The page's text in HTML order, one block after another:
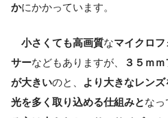
かにかかっています。
小さくても高画質なマイクロ
サーなどもありますが、 ３５ｍ
が大きいのと、 より大きなレンズ
光を多く取り込める仕組みとなっ